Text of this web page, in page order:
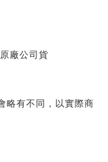
廠公司貨
略有不同，以實際商